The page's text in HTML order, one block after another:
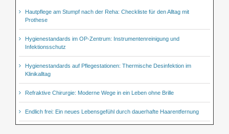
Hautpflege am Stumpf nach der Reha: Checkliste für den Alltag mit
Prothese
Hygienestandards im OP-Zentrum: Instrumentenreinigung und
Infektionsschutz
Hygienestandards auf Pflegestationen: Thermische Desinfektion im
Klinikalltag
Refraktive Chirurgie: Moderne Wege in ein Leben ohne Brille
Endlich frei: Ein neues Lebensgefühl durch dauerhafte Haarentfernung